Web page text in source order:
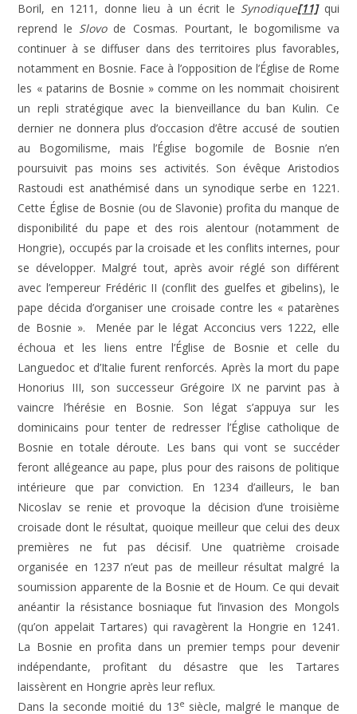
Boril, en 1211, donne lieu à un écrit le Synodique[11]qui
reprend le Slovode Cosmas. Pourtant, le bogomilisme va
continuer à se diffuser dans des territoires plus favorables,
notamment en Bosnie. Face à l’opposition de l’Église de Rome
les « patarins de Bosnie » comme on les nommait choisirent
un repli stratégique avec la bienveillance du ban Kulin. Ce
dernier ne donnera plus d’occasion d’être accusé de soutien
au Bogomilisme, mais l’Église bogomile de Bosnie n’en
poursuivit pas moins ses activités. Son évêque Aristodios
Rastoudi est anathémisé dans un synodique serbe en 1221.
Cette Église de Bosnie (ou de Slavonie) profita du manque de
disponibilité du pape et des rois alentour (notamment de
Hongrie), occupés par la croisade et les conflits internes, pour
se développer. Malgré tout, après avoir réglé son différent
avec l’empereur Frédéric II (conflit des guelfes et gibelins), le
pape décida d’organiser une croisade contre les « patarènes
de Bosnie ». Menée par le légat Acconcius vers 1222, elle
échoua et les liens entre l’Église de Bosnie et celle du
Languedoc et d’Italie furent renforcés. Après la mort du pape
Honorius III, son successeur Grégoire IX ne parvint pas à
vaincre l’hérésie en Bosnie. Son légat s’appuya sur les
dominicains pour tenter de redresser l’Église catholique de
Bosnie en totale déroute. Les bans qui vont se succéder
feront allégeance au pape, plus pour des raisons de politique
intérieure que par conviction. En 1234 d’ailleurs, le ban
Nicoslav se renie et provoque la décision d’une troisième
croisade dont le résultat, quoique meilleur que celui des deux
premières ne fut pas décisif. Une quatrième croisade
organisée en 1237 n’eut pas de meilleur résultat malgré la
soumission apparente de la Bosnie et de Houm. Ce qui devait
anéantir la résistance bosniaque fut l’invasion des Mongols
(qu’on appelait Tartares) qui ravagèrent la Hongrie en 1241.
La Bosnie en profita dans un premier temps pour devenir
indépendante, profitant du désastre que les Tartares
laissèrent en Hongrie après leur reflux.
Dans la seconde moitié du 13e siècle, malgré le manque de